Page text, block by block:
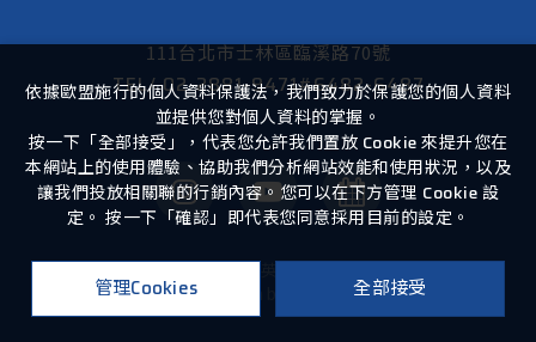
111台北市士林區臨溪路70號
TEL/ 02-2881-9471#6482-6487
Copyright ©2026東吳大學英文學系
依據歐盟施行的個人資料保護法，我們致力於保護您的個人資料
並提供您對個人資料的掌握。
按一下「全部接受」，代表您允許我們置放 Cookie 來提升您在
本網站上的使用體驗、協助我們分析網站效能和使用狀況，以及
讓我們投放相關聯的行銷內容。您可以在下方管理 Cookie 設
定。 按一下「確認」即代表您同意採用目前的設定。
管理Cookies 全部接受